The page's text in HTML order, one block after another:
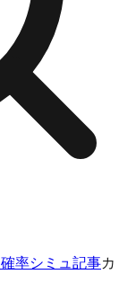
確率シミュ 記事カ